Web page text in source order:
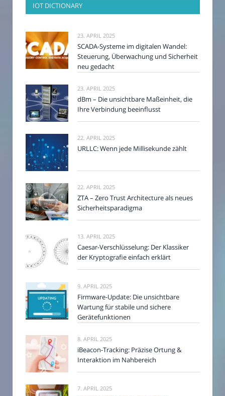
IOT DICTIONARY
23. APRIL 2025
SCADA-Systeme im digitalen Wandel:
Steuerung, Überwachung und Sicherheit
neu gedacht
23. APRIL 2025
dBm – Die unsichtbare Maßeinheit, die
Ihre Verbindung beeinflusst
22. APRIL 2025
URLLC: Wenn jede Millisekunde zählt
22. APRIL 2025
ZTA – Zero Trust Architecture als neues
Sicherheitsparadigma
13. APRIL 2025
Caesar-Verschlüsselung: Der Klassiker
der Kryptografie einfach erklärt
9. APRIL 2025
Firmware-Update: Die unsichtbare
Wartung für stabile und sichere
Gerätefunktionen
8. APRIL 2025
iBeacon-Tracking: Präzise Ortung &
Interaktion im Nahbereich
7. APRIL 2025